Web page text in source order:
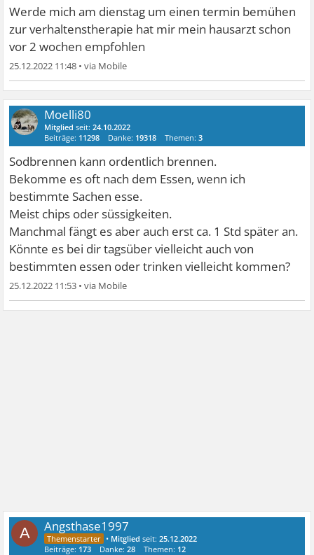
Werde mich am dienstag um einen termin bemühen
zur verhaltenstherapie hat mir mein hausarzt schon
vor 2 wochen empfohlen
25.12.2022 11:48 •
Moelli80
Mitglied seit:24.10.2022
Beiträge: 11298 Danke: 19318 Themen:3
Sodbrennen kann ordentlich brennen.
Bekomme es oft nach dem Essen, wenn ich
bestimmte Sachen esse.
Meist chips oder süssigkeiten.
Manchmal fängt es aber auch erst ca. 1 Std später an.
Könnte es bei dir tagsüber vielleicht auch von
bestimmten essen oder trinken vielleicht kommen?
25.12.2022 11:53 •
A Angsthase1997
• Mitglied seit:25.12.2022
Beiträge: 173 Danke:28 Themen: 12